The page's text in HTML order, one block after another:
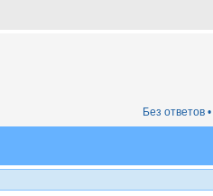
Без ответов •